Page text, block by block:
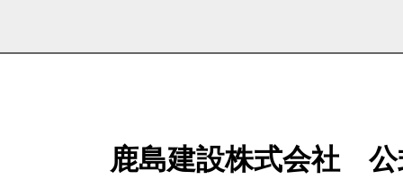
鹿島建設株式会社